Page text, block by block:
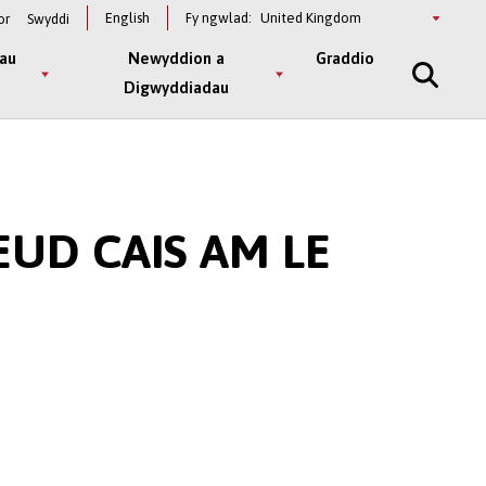
Swyddi English Fy ngwlad: Select
Newyddion a
Digwyddiadau
Graddio
CAIS AM LE